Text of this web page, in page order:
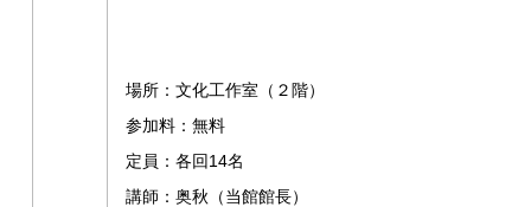
場所：文化工作室（２階）
参加料：無料
定員：各回14名
講師：奥秋（当館館長）